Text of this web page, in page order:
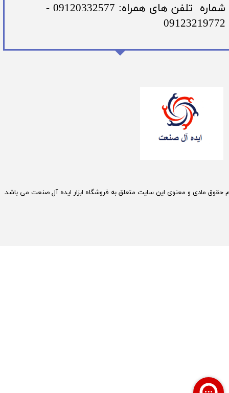
حقوق مادی و معنوی این سایت متعلق به فروشگاه ابزار ایده آل صنعت می باشد.
​شماره تلفن های همراه: 09120332577 -
09123219772